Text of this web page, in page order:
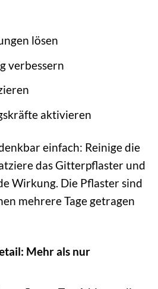
lösen
verbessern
aktivieren
einfach: Reinige die
das Gitterpflaster und
Wirkung. Die Pflaster sind
mehrere Tage getragen
Mehr als nur